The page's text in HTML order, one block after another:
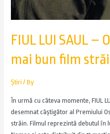
FIUL LUI SAUL –
mai bun film
Știri / By
În urmă cu câteva momente, FIUL
desemnat câștigător al Premiului
străin. Filmul reprezintă debutul în